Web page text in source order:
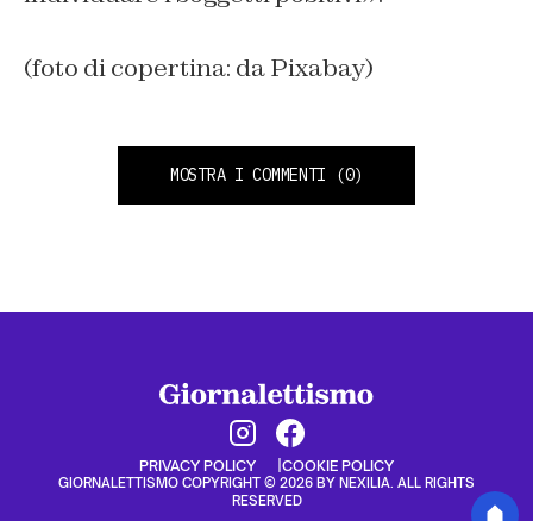
(foto di copertina: da Pixabay)
MOSTRA I COMMENTI (0)
PRIVACY POLICY COOKIE POLICY
GIORNALETTISMO COPYRIGHT © 2026 BY NEXILIA. ALL RIGHTS
RESERVED